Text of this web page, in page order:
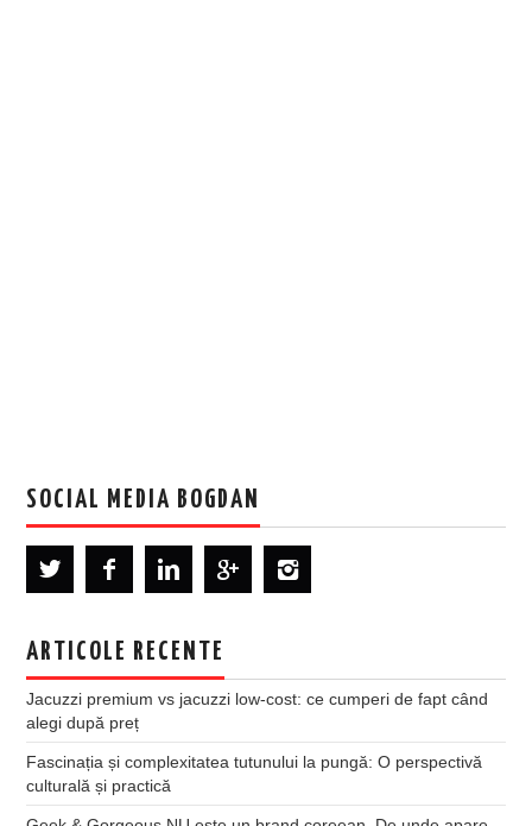
SOCIAL MEDIA BOGDAN
ARTICOLE RECENTE
Jacuzzi premium vs jacuzzi low-cost: ce cumperi de fapt când
alegi după preț
Fascinația și complexitatea tutunului la pungă: O perspectivă
culturală și practică